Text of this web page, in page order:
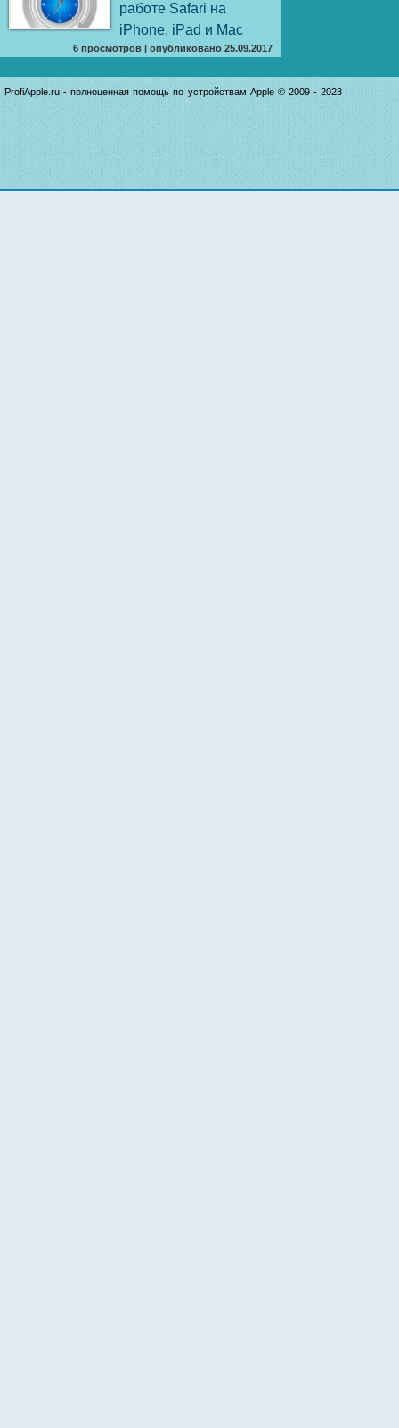
работе Safari на
iPhone, iPad и Mac
6 просмотров |опубликовано 25.09.2017
ProfiApple.ru - полноценная помощь по устройствам Apple © 2009 - 2023